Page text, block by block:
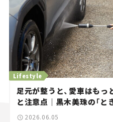
Lifestyle
足元が整うと、愛車はもっ
と注意点｜黒木美珠の「
2026.06.05